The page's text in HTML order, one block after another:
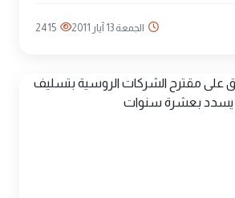
الجمعة 13 آيار 2011 2415